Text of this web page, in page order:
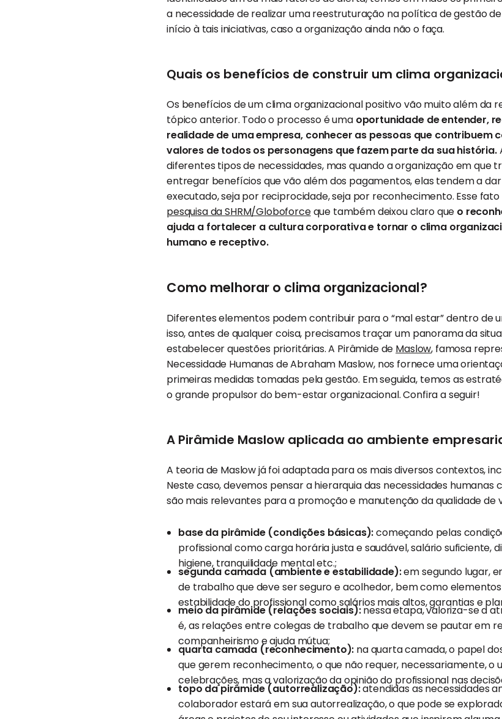
a necessidade de realizar uma reestruturação na política de gestão
início à tais iniciativas, caso a organização ainda não o faça.
Quais os benefícios de construir um clima
Os benefícios de um clima organizacional positivo vão muito além da
tópico anterior. Todo o processo é uma oportunidade de entender,
realidade de uma empresa, conhecer as pessoas que contribuem
valores de todos os personagens que fazem parte da sua história.
diferentes tipos de necessidades, mas quando a organização em
entregar benefícios que vão além dos pagamentos, elas tendem a
executado, seja por reciprocidade, seja por reconhecimento. Esse
pesquisa da SHRM/Globoforceque também deixou claro que o
ajuda a fortalecer a cultura corporativa e tornar o clima
humano e receptivo.
Como melhorar o clima organizacional?
Diferentes elementos podem contribuir para o “mal estar” dentro de
isso, antes de qualquer coisa, precisamos traçar um panorama da
estabelecer questões prioritárias. A Pirâmide de Maslow, famosa
Necessidade Humanas de Abraham Maslow, nos fornece uma
primeiras medidas tomadas pela gestão. Em seguida, temos as
o grande propulsor do bem-estar organizacional. Confira a seguir!
A Pirâmide Maslow aplicada ao ambiente
A teoria de Maslow já foi adaptada para os mais diversos contextos,
Neste caso, devemos pensar a hierarquia das necessidades
são mais relevantes para a promoção e manutenção da qualidade de
base da pirâmide (condições básicas):começando pelas
profissional como carga horária justa e saudável, salário suficiente,
higiene, tranquilidade mental etc.;
segunda camada (ambiente e estabilidade):em segundo lugar,
de trabalho que deve ser seguro e acolhedor, bem como
estabilidade do profissional como salários mais altos, garantias e
meio da pirâmide (relações sociais):nessa etapa, valoriza-se a
é, as relações entre colegas de trabalho que devem se pautar em
companheirismo e ajuda mútua;
quarta camada (reconhecimento): na quarta camada, o papel
que gerem reconhecimento, o que não requer, necessariamente, o
celebrações, mas a valorização da opinião do profissional nas
topo da pirâmide (autorrealização):atendidas as necessidades
colaborador estará em sua autorrealização, o que pode se